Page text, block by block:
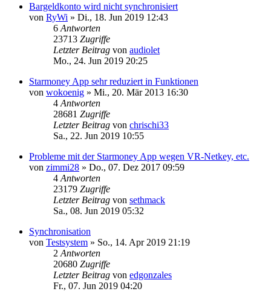
Bargeldkonto wird nicht synchronisiert
von RyWi » Di., 18. Jun 2019 12:43
6 Antworten
23713 Zugriffe
Letzter Beitrag von audiolet
Mo., 24. Jun 2019 20:25
Starmoney App sehr reduziert in Funktionen
von wokoenig » Mi., 20. Mär 2013 16:30
4 Antworten
28681 Zugriffe
Letzter Beitrag von chrischi33
Sa., 22. Jun 2019 10:55
Probleme mit der Starmoney App wegen VR-Netkey, etc.
von zimmi28 » Do., 07. Dez 2017 09:59
4 Antworten
23179 Zugriffe
Letzter Beitrag von sethmack
Sa., 08. Jun 2019 05:32
Synchronisation
von Testsystem » So., 14. Apr 2019 21:19
2 Antworten
20680 Zugriffe
Letzter Beitrag von edgonzales
Fr., 07. Jun 2019 04:20